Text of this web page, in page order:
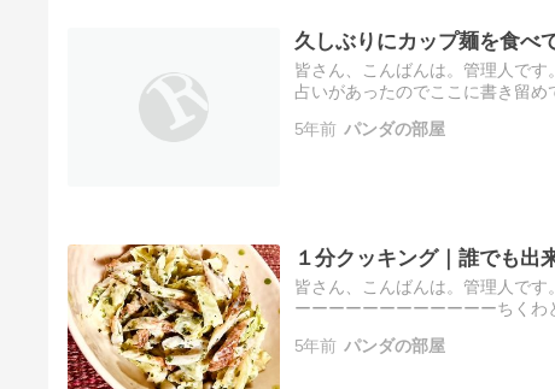
久しぶりにカップ麺を食べ
皆さん、こんばんは。管理人で
占いがあったのでここに書き留
す。…
5年前 パンダの部屋
１分クッキング｜誰でも出
皆さん、こんばんは。管理人で
ーーーーーーーーーーーーちく
5年前 パンダの部屋